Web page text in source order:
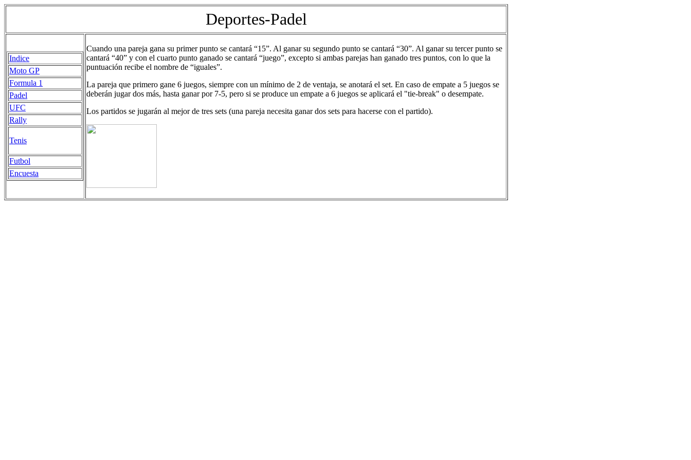
Deportes-Padel
Indice
Moto GP
Formula 1
Padel
UFC
Rally
Tenis
Futbol
Encuesta
Cuando una pareja gana su primer punto se cantará “15”. Al ganar su segundo punto se cantará “30”. Al ganar su tercer punto se
cantará “40” y con el cuarto punto ganado se cantará “juego”, excepto si ambas parejas han ganado tres puntos, con lo que la
puntuación recibe el nombre de “iguales”.
La pareja que primero gane 6 juegos, siempre con un mínimo de 2 de ventaja, se anotará el set. En caso de empate a 5 juegos se
deberán jugar dos más, hasta ganar por 7-5, pero si se produce un empate a 6 juegos se aplicará el "tie-break" o desempate.
Los partidos se jugarán al mejor de tres sets (una pareja necesita ganar dos sets para hacerse con el partido).